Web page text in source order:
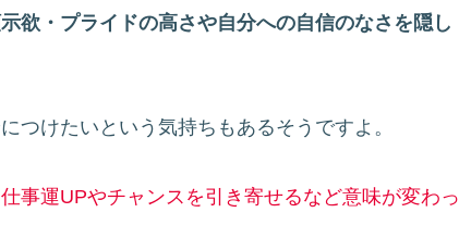
欲・プライドの高さや自分への自信のなさを隠し
つけたいという気持ちもあるそうですよ。
事運UPやチャンスを引き寄せるなど意味が変わっ